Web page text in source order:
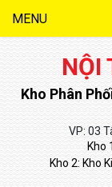
MENU
NỘI
Kho Phân
VP: 03
Kho
Kho 2: Kho